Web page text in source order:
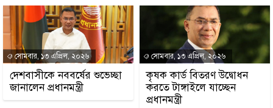
সোমবার, ১৩ এপ্রিল, ২০২৬
দেশবাসীকে নববর্ষের শুভেচ্ছা
জানালেন প্রধানমন্ত্রী
সোমবার, ১৩ এপ্রিল, ২০২৬
কৃষক কার্ড বিতরণ উদ্বোধন
করতে টাঙ্গাইলে যাচ্ছেন
প্রধানমন্ত্রী